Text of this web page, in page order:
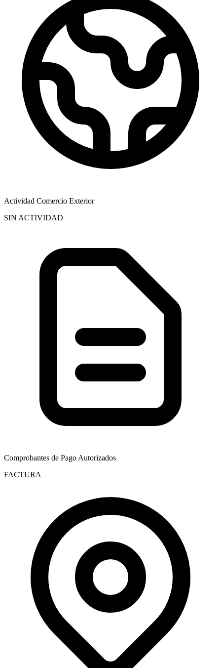
Actividad Comercio Exterior
SIN ACTIVIDAD
Comprobantes de Pago Autorizados
FACTURA